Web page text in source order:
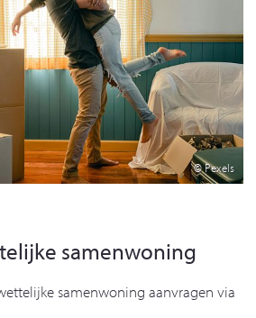
© Pexels
samenwoning
samenwoning aanvragen via